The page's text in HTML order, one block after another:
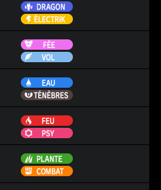
Dragon
Électrik
Fée
Vol
Eau
Ténèbres
Feu
Psy
Plante
Combat